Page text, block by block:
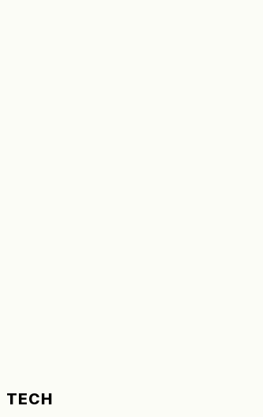
TECH